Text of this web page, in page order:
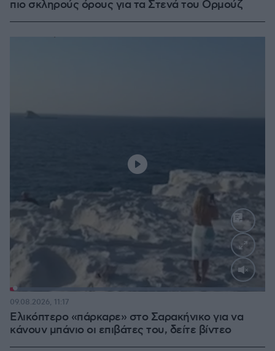
πιο σκληρούς όρους για τα Στενά του Ορμούζ
Loaded:
Ελικόπτερο «πάρκαρε» στο Σαρακήνικο για να
κάνουν μπάνιο οι επιβάτες του, δείτε βίντεο
09.08.2026, 11:17